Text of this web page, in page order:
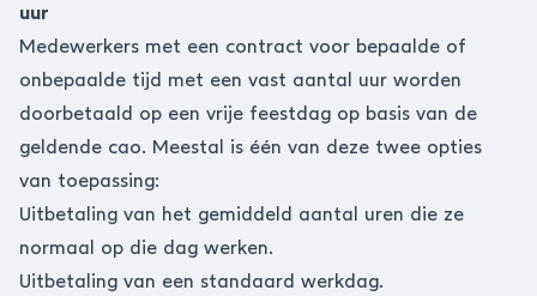
uur
Medewerkers met een contract voor bepaalde of
onbepaalde tijd met een vast aantal uur worden
doorbetaald op een vrije feestdag op basis van de
geldende cao. Meestal is één van deze twee opties
van toepassing:
Uitbetaling van het gemiddeld aantal uren die ze
normaal op die dag werken.
Uitbetaling van een standaard werkdag.